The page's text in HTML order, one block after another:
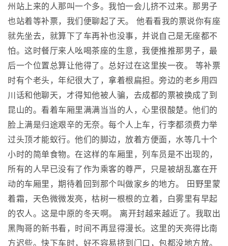
州站上来的人那叫一个多。我怕一会儿挤不过来。那男子
也站着等补票，我们便聊起了天。 他看看我的票说你有座
就先坐去，就算下了车再补也没事，并说自己是无座都不
怕。这时餐厅来人吆喝茶座的生意，我便推推那男子，最
后一个位置总算让他得了。总好过在这里挨一夜。 等补票
时有个老头，年纪很大了，拿着根扁担。旁边的老乡用四
川话和他聊天，才得知他被人骗，去成都的票被换成了到
昆山的。看着车厢里满满当当的人，心里很酸楚。他们的
脸上满是归途艰辛的无奈。每个人上车，行李都须费力举
过头顶才能蚁行。他们的脚边，放着方便面，水等几十个
小时的简单食物。在这样的车厢里，列车员是不出现的，
所有的人早已没有了作为乘客的尊严，只是被胡乱塞在开
动的车厢里，期待着回到那个叫做家乡的地方。 田野里蒙
着霜，天色微微发亮，枯树一根根的立着，白雾里有早起
的农人。这是中原的冬天啊。 离开封越来越近了。我取出
黑陶哥的新书看，时间不再显得漫长。这里的天亮得比南
方迟些。快下车时，好不容易挤到门口，包都没地方放。